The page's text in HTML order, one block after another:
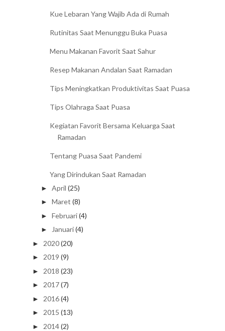
Kue Lebaran Yang Wajib Ada di Rumah
Rutinitas Saat Menunggu Buka Puasa
Menu Makanan Favorit Saat Sahur
Resep Makanan Andalan Saat Ramadan
Tips Meningkatkan Produktivitas Saat Puasa
Tips Olahraga Saat Puasa
Kegiatan Favorit Bersama Keluarga Saat
Ramadan
Tentang Puasa Saat Pandemi
Yang Dirindukan Saat Ramadan
► April (25)
► Maret (8)
► Februari(4)
► Januari(4)
► 2020(20)
► 2019 (9)
► 2018 (23)
► 2017(7)
► 2016(4)
► 2015 (13)
► 2014(2)